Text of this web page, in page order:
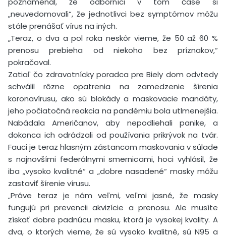
„neuvedomovali“, že jednotlivci bez symptómov môžu
stále prenášať vírus na iných.
„Teraz, o dva a pol roka neskôr vieme, že 50 až 60 %
prenosu prebieha od niekoho bez príznakov,“
pokračoval.
Zatiaľ čo zdravotnícky poradca pre Biely dom odvtedy
schválil rôzne opatrenia na zamedzenie šírenia
koronavírusu, ako sú blokády a maskovacie mandáty,
jeho počiatočná reakcia na pandémiu bola utlmenejšia.
Nabádala Američanov, aby nepodliehali panike, a
dokonca ich odrádzali od používania prikrývok na tvár.
Fauci je teraz hlasným zástancom maskovania v súlade
s najnovšími federálnymi smernicami, hoci vyhlásil, že
iba „vysoko kvalitné“ a „dobre nasadené“ masky môžu
zastaviť šírenie vírusu.
„Práve teraz je nám veľmi, veľmi jasné, že masky
fungujú pri prevencii akvizície a prenosu. Ale musíte
získať dobre padnúcu masku, ktorá je vysokej kvality. A
dva, o ktorých vieme, že sú vysoko kvalitné, sú N95 a